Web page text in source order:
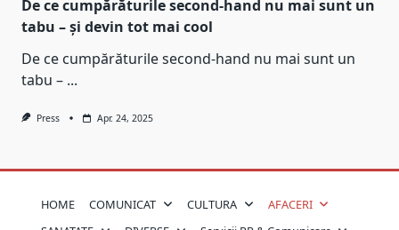
De ce cumpărăturile second-hand nu mai sunt un
tabu – și devin tot mai cool
De ce cumpărăturile second-hand nu mai sunt un
tabu – ...
Press Apr. 24, 2025
HOME COMUNICAT CULTURA
AFACERI